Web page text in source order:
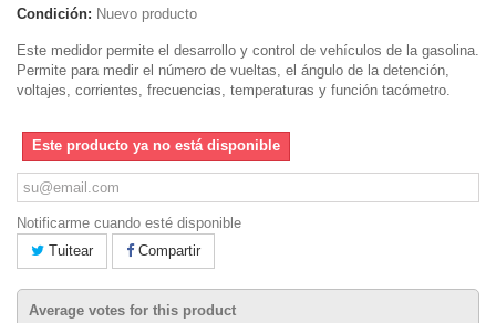
Condición: Nuevo producto
Este medidor permite el desarrollo y control de vehículos de la gasolina.
Permite para medir el número de vueltas, el ángulo de la detención,
voltajes, corrientes, frecuencias, temperaturas y función tacómetro.
Este producto ya no está disponible
Notificarme cuando esté disponible
Tuitear
Compartir
Average votes for this product